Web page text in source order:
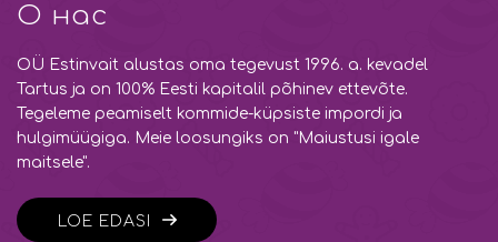
О нас
OÜ Estinvait alustas oma tegevust 1996. a. kevadel
Tartus ja on 100% Eesti kapitalil põhinev ettevõte.
Tegeleme peamiselt kommide-küpsiste impordi ja
hulgimüügiga. Meie loosungiks on "Maiustusi igale
maitsele".
LOE EDASI